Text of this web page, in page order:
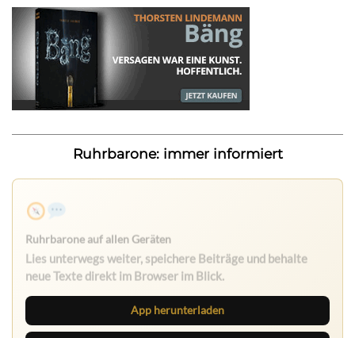
Ruhrbarone: immer informiert
Ruhrbarone auf allen Geräten
Lies unterwegs weiter, speichere Beiträge und behalte
neue Texte direkt im Browser im Blick.
App herunterladen